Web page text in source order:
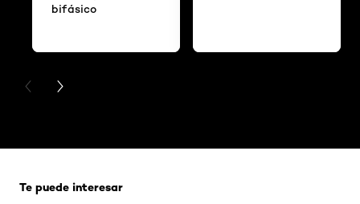
bifásico
PREVIOUS CARD
NEXT CARD
Te puede interesar